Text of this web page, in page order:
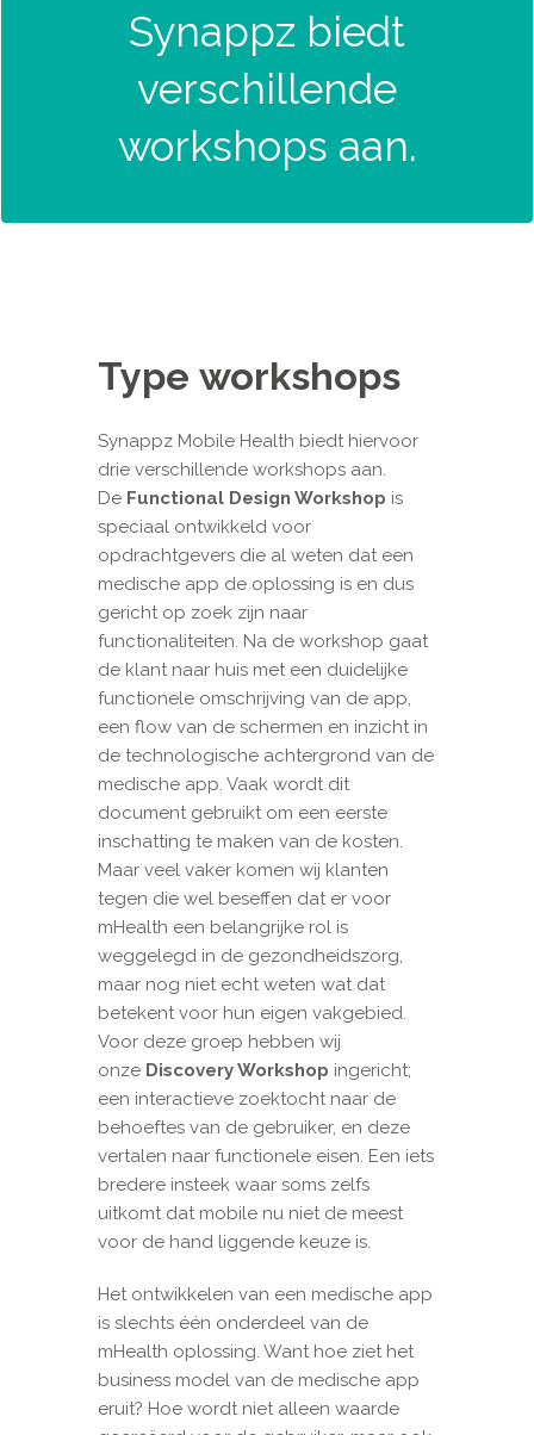
Synappz biedt
verschillende
workshops aan.
Type workshops
Synappz Mobile Health biedt hiervoor
drie verschillende workshops aan.
De Functional Design Workshop is
speciaal ontwikkeld voor
opdrachtgevers die al weten dat een
medische app de oplossing is en dus
gericht op zoek zijn naar
functionaliteiten. Na de workshop gaat
de klant naar huis met een duidelijke
functionele omschrijving van de app,
een flow van de schermen en inzicht in
de technologische achtergrond van de
medische app. Vaak wordt dit
document gebruikt om een eerste
inschatting te maken van de kosten.
Maar veel vaker komen wij klanten
tegen die wel beseffen dat er voor
mHealth een belangrijke rol is
weggelegd in de gezondheidszorg,
maar nog niet echt weten wat dat
betekent voor hun eigen vakgebied.
Voor deze groep hebben wij
onze Discovery Workshop ingericht;
een interactieve zoektocht naar de
behoeftes van de gebruiker, en deze
vertalen naar functionele eisen. Een iets
bredere insteek waar soms zelfs
uitkomt dat mobile nu niet de meest
voor de hand liggende keuze is.
Het ontwikkelen van een medische app
is slechts één onderdeel van de
mHealth oplossing. Want hoe ziet het
business model van de medische app
eruit? Hoe wordt niet alleen waarde